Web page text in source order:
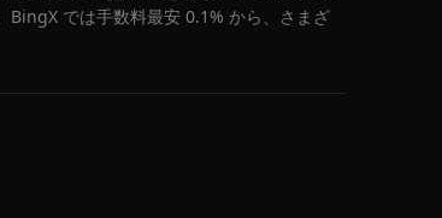
BingX では手数料最安 0.1% から、さまざ